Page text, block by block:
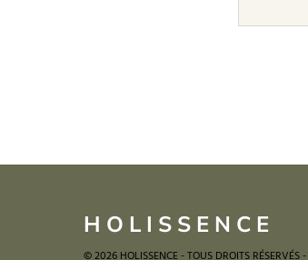
HOLISSENCE